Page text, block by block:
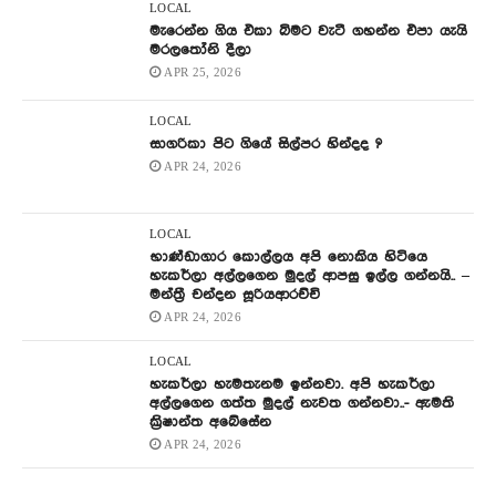
LOCAL
මැරෙන්න ගිය එකා බිමට වැටී ගහන්න එපා යැයි
මරලතෝනි දීලා
APR 25, 2026
LOCAL
සාගරිකා පිට ගියේ සිල්පර හින්දද ?
APR 24, 2026
LOCAL
භාණ්ඩාගාර කොල්ලය අපි නොකිය හිටියෙ
හැකර්ලා අල්ලගෙන මුදල් ආපසු ඉල්ල ගන්නයි.. –
මන්ත්‍රී චන්දන සූරියආරච්චි
APR 24, 2026
LOCAL
හැකර්ලා හැමතැනම ඉන්නවා. අපි හැකර්ලා
අල්ලගෙන ගත්ත මුදල් නැවත ගන්නවා..- ඇමති
ක්‍රිෂාන්ත අබේසේන
APR 24, 2026